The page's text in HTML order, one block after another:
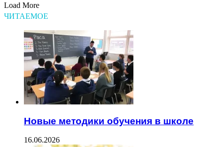
Load More
ЧИТАЕМОЕ
Новые методики обучения в школе
16.06.2026